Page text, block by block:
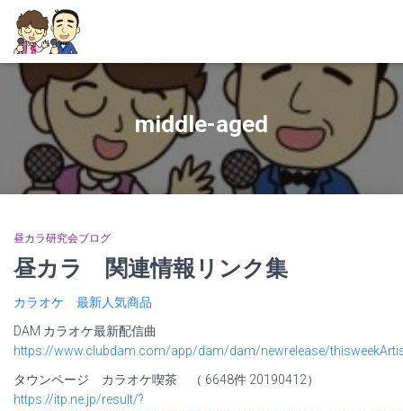
middle-aged
昼カラ研究会ブログ
昼カラ 関連情報リンク集
カラオケ 最新人気商品
DAM カラオケ最新配信曲
https://www.clubdam.com/app/dam/dam/newrelease/
タウンページ カラオケ喫茶 （ 6648件 20190412）
https://itp.ne.jp/result/?